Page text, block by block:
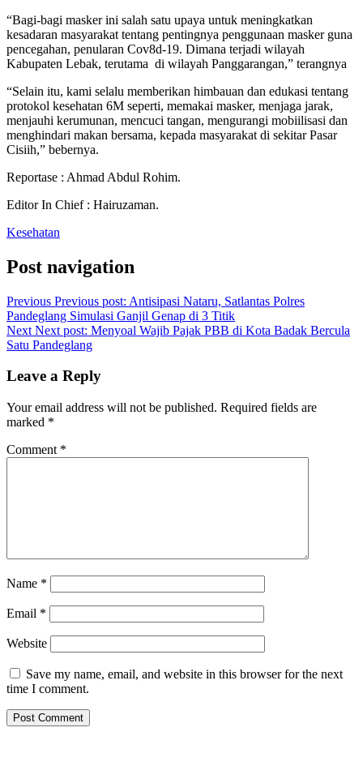
“Bagi-bagi masker ini salah satu upaya untuk meningkatkan
kesadaran masyarakat tentang pentingnya penggunaan masker guna
pencegahan, penularan Cov8d-19. Dimana terjadi wilayah
Kabupaten Lebak, terutama di wilayah Panggarangan,” terangnya
“Selain itu, kami selalu memberikan himbauan dan edukasi tentang
protokol kesehatan 6M seperti, memakai masker, menjaga jarak,
menjauhi kerumunan, mencuci tangan, mengurangi mobiilisasi dan
menghindari makan bersama, kepada masyarakat di sekitar Pasar
Cisiih,” bebernya.
Reportase : Ahmad Abdul Rohim.
Editor In Chief : Hairuzaman.
Kesehatan
Post navigation
Previous Previous post: Antisipasi Nataru, Satlantas Polres
Pandeglang Simulasi Ganjil Genap di 3 Titik
Next Next post: Menyoal Wajib Pajak PBB di Kota Badak Bercula
Satu Pandeglang
Leave a Reply
Your email address will not be published. Required fields are
marked *
Comment *
Name *
Email *
Website
Save my name, email, and website in this browser for the next
time I comment.